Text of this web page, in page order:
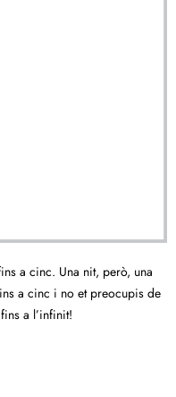
a cinc. Una nit, però, una
a cinc i no et preocupis de
a l’infinit!